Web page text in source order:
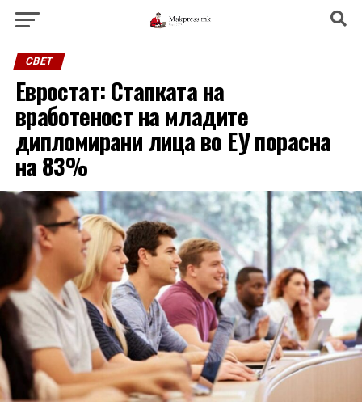
СВЕТ
Евростат: Стапката на
вработеност на младите
дипломирани лица во ЕУ порасна
на 83%